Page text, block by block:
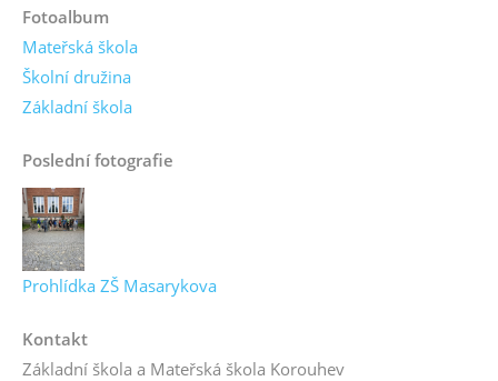
Fotoalbum
Mateřská škola
Školní družina
Základní škola
Poslední fotografie
Prohlídka ZŠ Masarykova
Kontakt
Základní škola a Mateřská škola Korouhev